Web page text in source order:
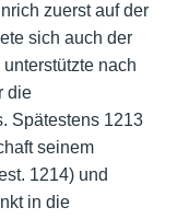
zuerst auf der
sich auch der
nach
die
Spätestens 1213
seinem
1214) und
in die